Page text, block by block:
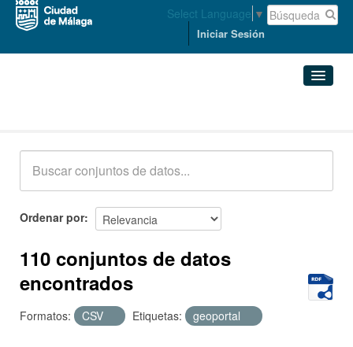
Select Language ▼
Iniciar Sesión
Acerca de
Ordenar por
110 conjuntos de datos
encontrados
Formatos: CSV Etiquetas: geoportal